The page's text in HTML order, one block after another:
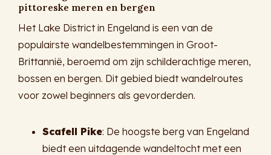
pittoreske meren en bergen
Het Lake District in Engeland is een van de
populairste wandelbestemmingen in Groot-
Brittannië, beroemd om zijn schilderachtige meren,
bossen en bergen. Dit gebied biedt wandelroutes
voor zowel beginners als gevorderden.
Scafell Pike: De hoogste berg van Engeland
biedt een uitdagende wandeltocht met een